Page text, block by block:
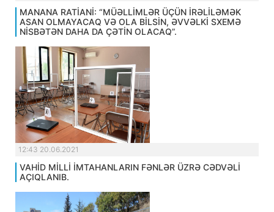
MANANA RATİANİ: “MÜƏLLİMLƏR ÜÇÜN İRƏLİLƏMƏK
ASAN OLMAYACAQ VƏ OLA BİLSİN, ƏVVƏLKİ SXEMƏ
NİSBƏTƏN DAHA DA ÇƏTİN OLACAQ”.
12:43 20.06.2021
VAHİD MİLLİ İMTAHANLARIN FƏNLƏR ÜZRƏ CƏDVƏLİ
AÇIQLANIB.